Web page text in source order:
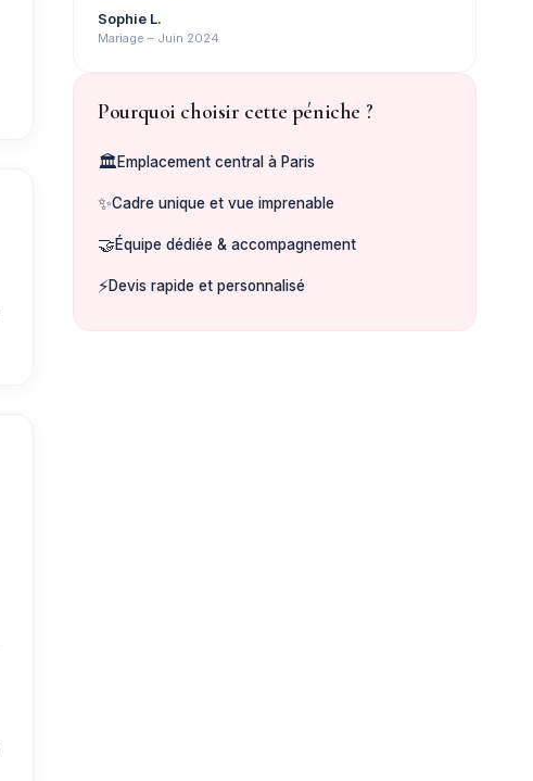
Sophie L.
Mariage – Juin 2024
Pourquoi choisir cette péniche ?
🏛️Emplacement central à Paris
✨Cadre unique et vue imprenable
🤝Équipe dédiée & accompagnement
⚡Devis rapide et personnalisé